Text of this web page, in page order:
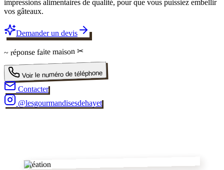
impressions alimentaires de qualité, pour que vous puissiez embellir
vos gâteaux.
Demander un devis
~ réponsefaite maison ✂
Voir le numéro de téléphone
Contacter
@lesgourmandisesdehayet
Création